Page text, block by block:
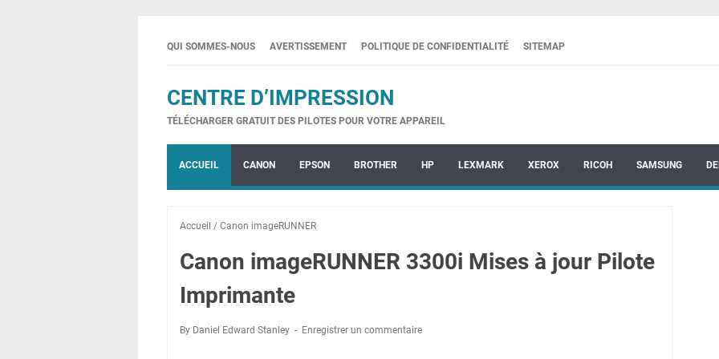
QUI SOMMES-NOUS AVERTISSEMENT POLITIQUE DE CONFIDENTIALITÉ SITEMAP
CENTRE D’IMPRESSION
TÉLÉCHARGER GRATUIT DES PILOTES POUR VOTRE APPAREIL
ACCUEIL CANON EPSON BROTHER HP LEXMARK XEROX RICOH SAMSUNG
Accueil / Canon imageRUNNER
Canon imageRUNNER 3300i Mises à jour Pilote
Imprimante
By Daniel Edward Stanley Enregistrer un commentaire